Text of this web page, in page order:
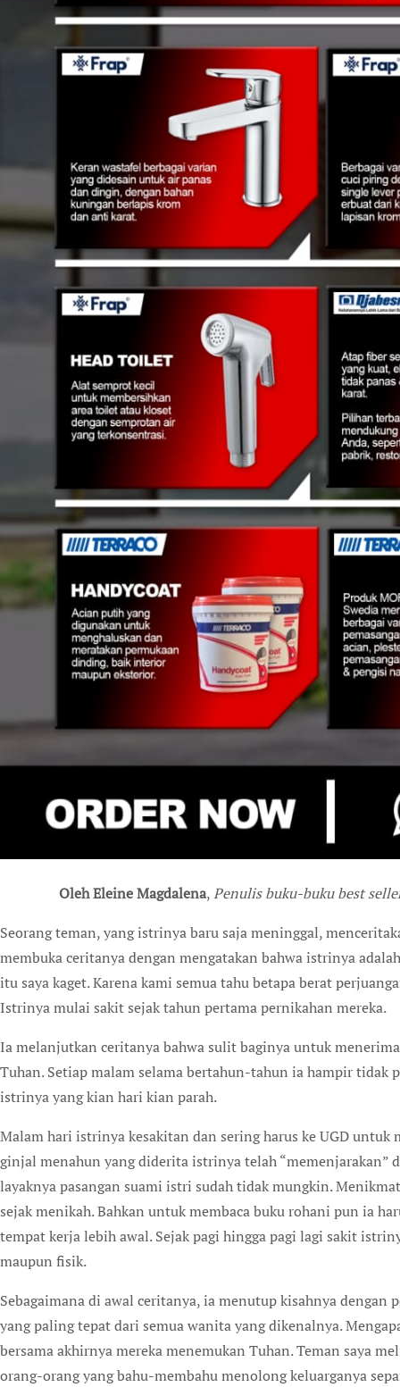
Oleh Eleine Magdalena,Penulis buku-buku best
Seorang teman, yang istrinya baru saja meninggal,
membuka ceritanya dengan mengatakan bahwa istrinya
itu saya kaget. Karena kami semua tahu betapa berat
Istrinya mulai sakit sejak tahun pertama pernikahan mereka.
Ia melanjutkan ceritanya bahwa sulit baginya untuk
Tuhan. Setiap malam selama bertahun-tahun ia hampir
istrinya yang kian hari kian parah.
Malam hari istrinya kesakitan dan sering harus ke UGD untuk
ginjal menahun yang diderita istrinya telah “memenjarakan”
layaknya pasangan suami istri sudah tidak mungkin.
sejak menikah. Bahkan untuk membaca buku rohani pun ia
tempat kerja lebih awal. Sejak pagi hingga pagi lagi sakit
maupun fisik.
Sebagaimana di awal ceritanya, ia menutup kisahnya
yang paling tepat dari semua wanita yang dikenalnya.
bersama akhirnya mereka menemukan Tuhan. Teman saya
orang-orang yang bahu-membahu menolong keluarganya